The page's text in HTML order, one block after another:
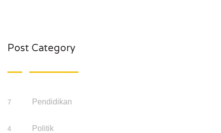
Post Category
7 Pendidikan
4 Politik